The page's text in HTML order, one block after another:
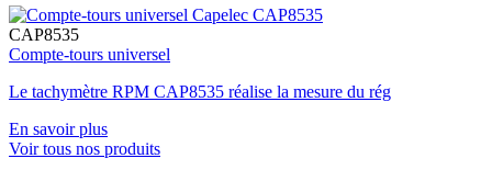
CAP8535
Compte-tours universel
Le tachymètre RPM CAP8535 réalise la mesure du rég
En savoir plus
Voir tous nos produits